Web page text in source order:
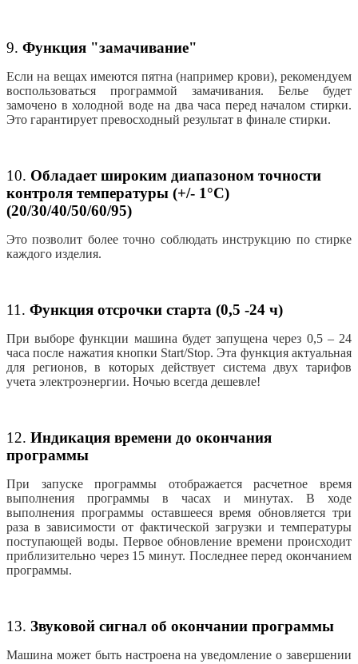
9. Функция "замачивание"
Если на вещах имеются пятна (например крови), рекомендуем
воспользоваться программой замачивания. Белье будет
замочено в холодной воде на два часа перед началом стирки.
Это гарантирует превосходный результат в финале стирки.
10. Обладает широким диапазоном точности
контроля температуры (+/- 1°С)
(20/30/40/50/60/95)
Это позволит более точно соблюдать инструкцию по стирке
каждого изделия.
11. Функция отсрочки старта (0,5 -24 ч)
При выборе функции машина будет запущена через 0,5 – 24
часа после нажатия кнопки Start/Stop. Эта функция актуальная
для регионов, в которых действует система двух тарифов
учета электроэнергии. Ночью всегда дешевле!
12. Индикация времени до окончания
программы
При запуске программы отображается расчетное время
выполнения программы в часах и минутах. В ходе
выполнения программы оставшееся время обновляется три
раза в зависимости от фактической загрузки и температуры
поступающей воды. Первое обновление времени происходит
приблизительно через 15 минут. Последнее перед окончанием
программы.
13. Звуковой сигнал об окончании программы
Машина может быть настроена на уведомление о завершении